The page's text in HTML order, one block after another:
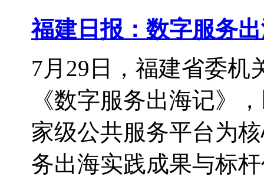
福建日报：数字服务
7月29日，福建省委机
《数字服务出海记》
家级公共服务平台为
务出海实践成果与标